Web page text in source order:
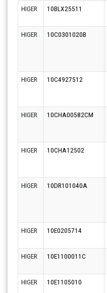
HIGER 10BLX25511
HIGER 10C0301020B
HIGER 10C4927512
HIGER 10CHA00582CM
HIGER 10CHA12502
HIGER 10DR101040A
HIGER 10E0205714
HIGER 10E1100011C
HIGER 10E1105010